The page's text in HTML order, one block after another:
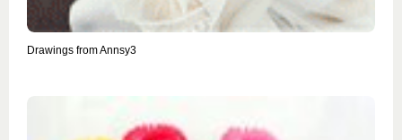
Drawings from Annsy3